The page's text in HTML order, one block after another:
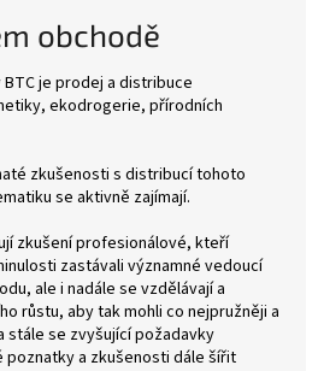
obchodě
je prodej a distribuce
ekodrogerie, přírodních
zkušenosti s distribucí tohoto
se aktivně zajímají.
zkušení profesionálové, kteří
zastávali významné vedoucí
ale i nadále se vzdělávají a
růstu, aby tak mohli co nejpružněji a
se zvyšující požadavky
poznatky a zkušenosti dále šířit